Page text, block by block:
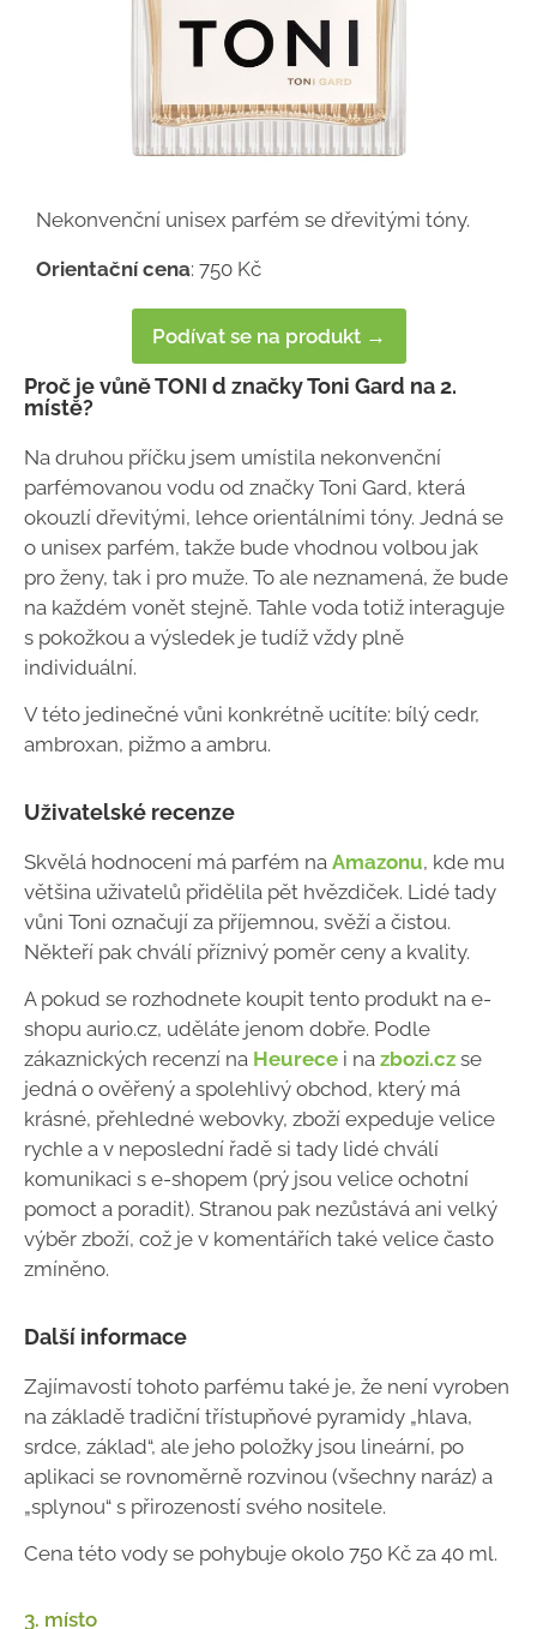
Nekonvenční unisex parfém se dřevitými tóny.
Orientační cena: 750 Kč
Podívat se na produkt →
Proč je vůně TONI d značky Toni Gard na 2.
místě?
Na druhou příčku jsem umístila nekonvenční
parfémovanou vodu od značky Toni Gard, která
okouzlí dřevitými, lehce orientálními tóny. Jedná se
o unisex parfém, takže bude vhodnou volbou jak
pro ženy, tak i pro muže. To ale neznamená, že bude
na každém vonět stejně. Tahle voda totiž interaguje
s pokožkou a výsledek je tudíž vždy plně
individuální.
V této jedinečné vůni konkrétně ucítíte: bílý cedr,
ambroxan, pižmo a ambru.
Uživatelské recenze
Skvělá hodnocení má parfém na Amazonu, kde mu
většina uživatelů přidělila pět hvězdiček. Lidé tady
vůni Toni označují za příjemnou, svěží a čistou.
Někteří pak chválí příznivý poměr ceny a kvality.
A pokud se rozhodnete koupit tento produkt na e-
shopu aurio.cz, uděláte jenom dobře. Podle
zákaznických recenzí na Heurece i na zbozi.cz se
jedná o ověřený a spolehlivý obchod, který má
krásné, přehledné webovky, zboží expeduje velice
rychle a v neposlední řadě si tady lidé chválí
komunikaci s e-shopem (prý jsou velice ochotní
pomoct a poradit). Stranou pak nezůstává ani velký
výběr zboží, což je v komentářích také velice často
zmíněno.
Další informace
Zajímavostí tohoto parfému také je, že není vyroben
na základě tradiční třístupňové pyramidy „hlava,
srdce, základ“, ale jeho položky jsou lineární, po
aplikaci se rovnoměrně rozvinou (všechny naráz) a
„splynou“ s přirozeností svého nositele.
Cena této vody se pohybuje okolo 750 Kč za 40 ml.
3. místo